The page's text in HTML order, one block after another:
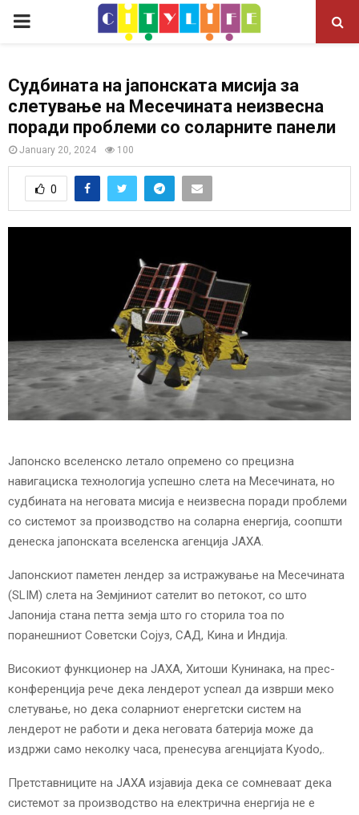
P
I
M
A
E
N
U
Судбината на јапонската мисија за
слетување на Месечината неизвесна
поради проблеми со соларните панели
January 20, 2024 100
0
Јапонско вселенско летало опремено со прецизна
навигациска технологија успешно слета на Месечината, но
судбината на неговата мисија е неизвесна поради проблеми
со системот за производство на соларна енергија, соопшти
денеска јапонската вселенска агенција JAXA.
Јапонскиот паметен лендер за истражување на Месечината
(SLIM) слета на Земјиниот сателит во петокот, со што
Јапонија стана петта земја што го сторила тоа по
поранешниот Советски Сојуз, САД, Кина и Индија.
Високиот функционер на JAXA, Хитоши Кунинака, на прес-
конференција рече дека лендерот успеал да изврши меко
слетување, но дека соларниот енергетски систем на
лендерот не работи и дека неговата батерија може да
издржи само неколку часа, пренесува агенцијата Kyodo,.
Претставниците на JAXA изјавија дека се сомневаат дека
системот за производство на електрична енергија не е